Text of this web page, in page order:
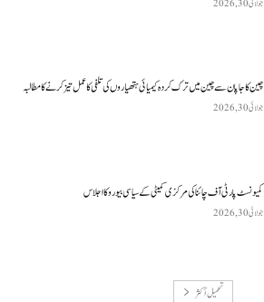
جولائی 30, 2026
چین کا جاپان سے چین میں ترک کردہ کیمیائی ہتھیاروں کی تلفی کا عمل تیز کرنے کا مطالبہ
جولائی 30, 2026
کمیونسٹ پارٹی آف چائنا کی مرکزی کمیٹی کے سیاسی بیورو کا اجلاس
جولائی 30, 2026
تحميل أكثر